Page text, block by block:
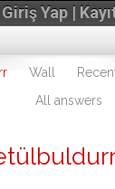
Giriş Yap |
Wall
All answers